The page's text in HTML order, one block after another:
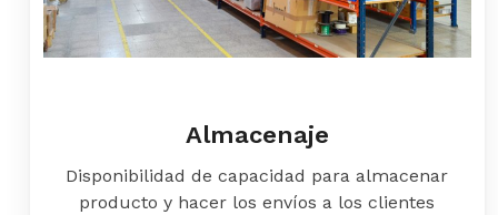
Almacenaje
Disponibilidad de capacidad para almacenar
producto y hacer los envíos a los clientes